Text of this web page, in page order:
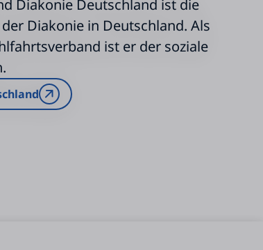
Diakonie Deutschland ist die
Diakonie in Deutschland. Als
ist er der soziale